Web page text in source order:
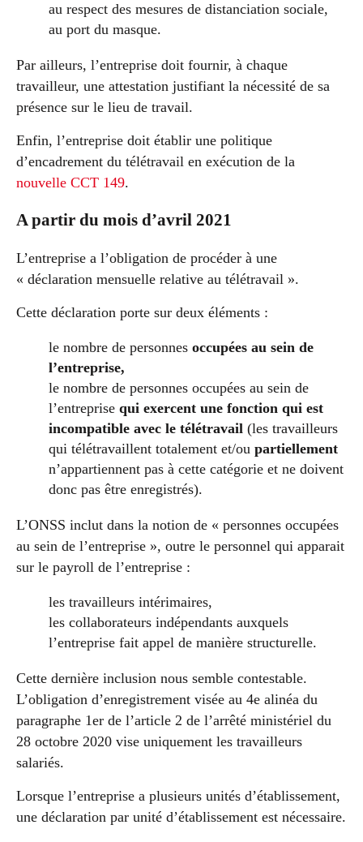
au respect des mesures de distanciation sociale,
au port du masque.
Par ailleurs, l’entreprise doit fournir, à chaque
travailleur, une attestation justifiant la nécessité de sa
présence sur le lieu de travail.
Enfin, l’entreprise doit établir une politique
d’encadrement du télétravail en exécution de la
nouvelle CCT 149.
A partir du mois d’avril 2021
L’entreprise a l’obligation de procéder à une
« déclaration mensuelle relative au télétravail ».
Cette déclaration porte sur deux éléments :
le nombre de personnes occupées au sein de
l’entreprise,
le nombre de personnes occupées au sein de
l’entreprise qui exercent une fonction qui est
incompatible avec le télétravail (les travailleurs
qui télétravaillent totalement et/ou partiellement
n’appartiennent pas à cette catégorie et ne doivent
donc pas être enregistrés).
L’ONSS inclut dans la notion de « personnes occupées
au sein de l’entreprise », outre le personnel qui apparait
sur le payroll de l’entreprise :
les travailleurs intérimaires,
les collaborateurs indépendants auxquels
l’entreprise fait appel de manière structurelle.
Cette dernière inclusion nous semble contestable.
L’obligation d’enregistrement visée au 4e alinéa du
paragraphe 1er de l’article 2 de l’arrêté ministériel du
28 octobre 2020 vise uniquement les travailleurs
salariés.
Lorsque l’entreprise a plusieurs unités d’établissement,
une déclaration par unité d’établissement est nécessaire.